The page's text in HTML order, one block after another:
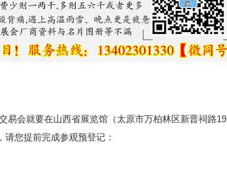
会就要在山西省展览馆（太原市万柏林区新晋祠路19
您提前完成参观预登记：